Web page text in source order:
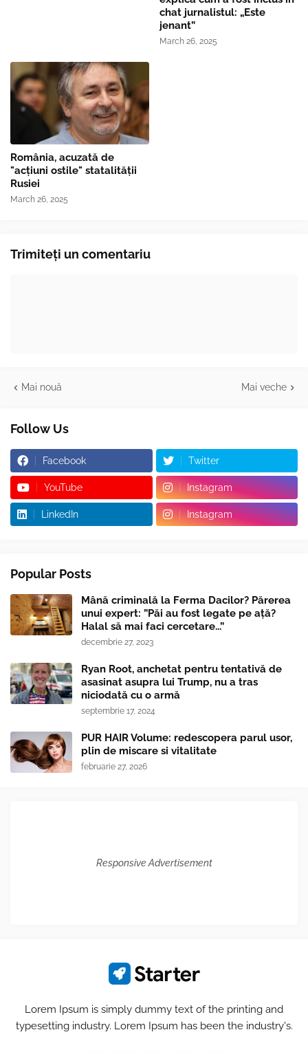
chat jurnalistul: „Este
jenant”
March 26, 2025
România, acuzată de
"acțiuni ostile" statalității
Rusiei
March 26, 2025
Trimiteți un comentariu
Mai nouă Mai veche
Follow Us
Facebook Twitter
YouTube Instagram
LinkedIn Instagram
Popular Posts
Mână criminală la Ferma Dacilor? Părerea
unui expert: ”Păi au fost legate pe ață?
Halal să mai faci cercetare...”
decembrie 27, 2023
Ryan Root, anchetat pentru tentativă de
asasinat asupra lui Trump, nu a tras
niciodată cu o armă
septembrie 17, 2024
PUR HAIR Volume: redescopera parul usor,
plin de miscare si vitalitate
februarie 27, 2026
Responsive Advertisement
Lorem Ipsum is simply dummy text of the printing and
typesetting industry. Lorem Ipsum has been the industry's.